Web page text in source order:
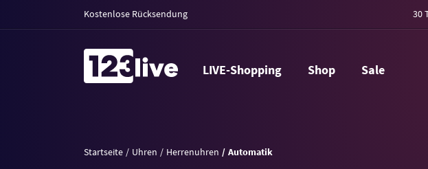
Kostenlose Rücksendung 30
LIVE-Shopping Shop Sale
Startseite Uhren Herrenuhren Automatik